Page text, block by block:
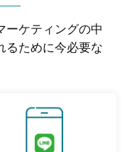
ーケティングの中
るために今必要な